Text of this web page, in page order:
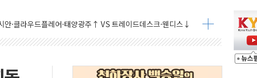
군 실종자 7359명 끝까지 찾겠다"
리 워시엔 톤 낮춰
년 밑거름…수도권 집중 완화 전환점"